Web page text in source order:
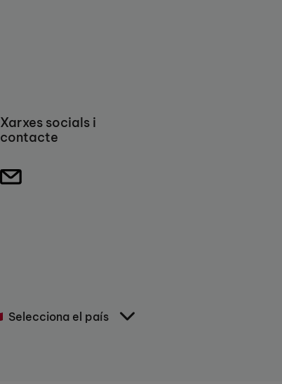
Xarxes socials i
contacte
Selecciona el país